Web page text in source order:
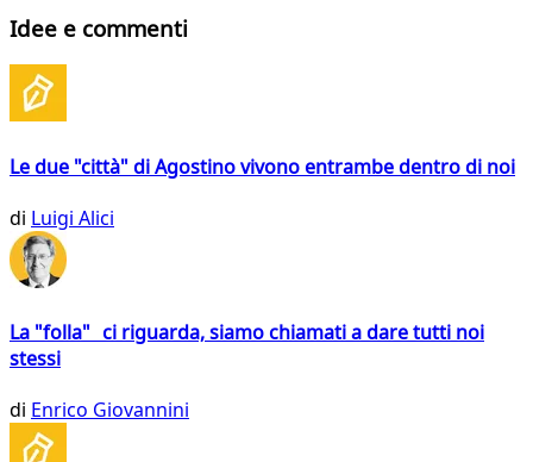
Idee e commenti
Le due "città" di Agostino vivono entrambe dentro di noi
di Luigi Alici
La "folla" ci riguarda, siamo chiamati a dare tutti noi
stessi
di Enrico Giovannini